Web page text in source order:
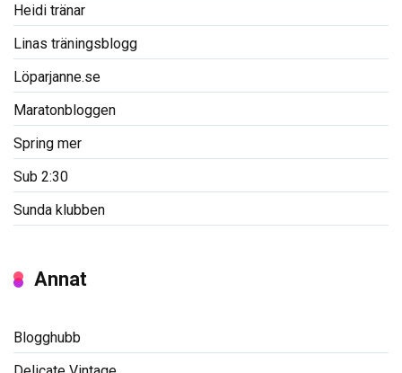
Heidi tränar
Linas träningsblogg
Löparjanne.se
Maratonbloggen
Spring mer
Sub 2:30
Sunda klubben
Annat
Blogghubb